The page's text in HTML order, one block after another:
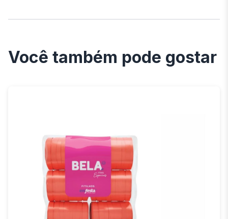
Você também pode gostar